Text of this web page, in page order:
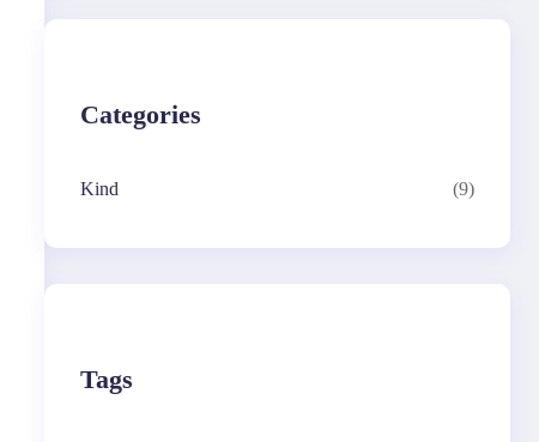
Categories
Kind (9)
Tags